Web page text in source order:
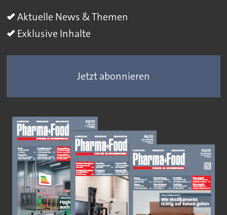
Aktuelle News & Themen
Exklusive Inhalte
Jetzt abonnieren